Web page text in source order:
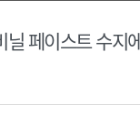
페이스트 수지